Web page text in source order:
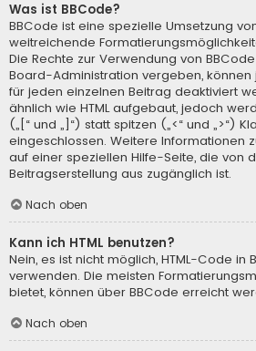
Was ist BBCode?
BBCode ist eine spezielle Umsetzung
weitreichende
Die Rechte zur Verwendung von
Board-Administration vergeben,
für jeden einzelnen Beitrag deaktiviert
ähnlich wie HTML aufgebaut, jedoch
(„[“ und „]“) statt spitzen („<“ und „>“)
eingeschlossen. Weitere Informationen
auf einer speziellen Hilfe-Seite, die von
Beitragserstellung aus zugänglich ist.
Nach oben
Kann ich HTML benutzen?
Nein, es ist nicht möglich, HTML-Code in
verwenden. Die meisten
bietet, können über BBCode erreicht
Nach oben